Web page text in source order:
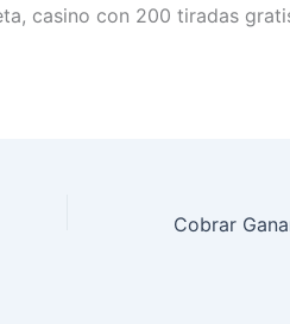
casino con 200 tiradas